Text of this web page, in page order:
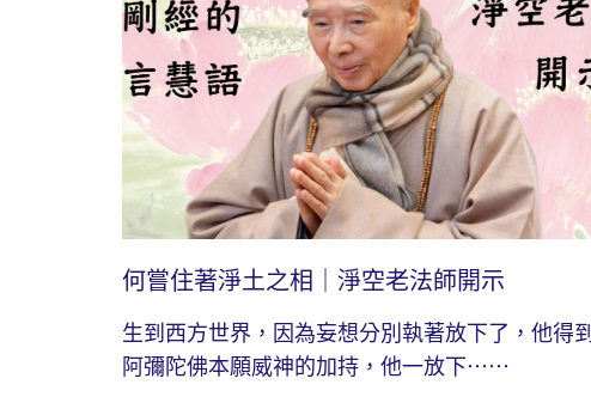
何嘗住著淨土之相｜淨空老法師開示
生到西方世界，因為妄想分別執著放下了，他得到
阿彌陀佛本願威神的加持，他一放下⋯⋯